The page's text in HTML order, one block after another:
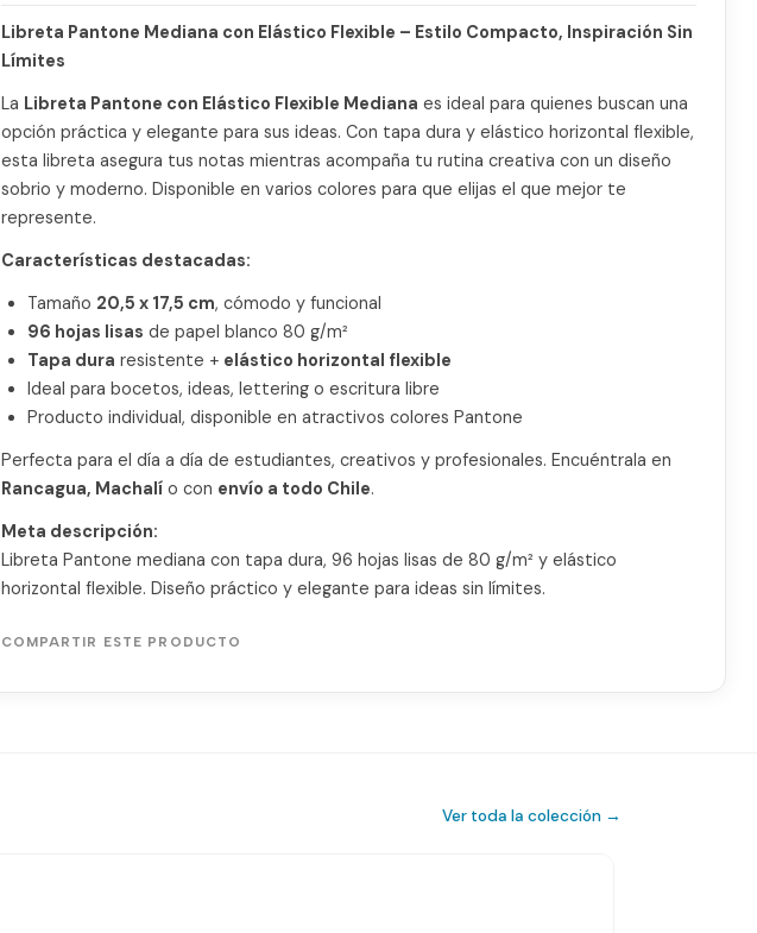
Libreta Pantone Mediana con Elástico Flexible – Estilo Compacto, Inspiración Sin
Límites
La Libreta Pantone con Elástico Flexible Mediana es ideal para quienes buscan una
opción práctica y elegante para sus ideas. Con tapa dura y elástico horizontal flexible,
esta libreta asegura tus notas mientras acompaña tu rutina creativa con un diseño
sobrio y moderno. Disponible en varios colores para que elijas el que mejor te
represente.
Características destacadas:
Tamaño 20,5 x 17,5 cm, cómodo y funcional
96 hojas lisas de papel blanco 80 g/m²
Tapa dura resistente + elástico horizontal flexible
Ideal para bocetos, ideas, lettering o escritura libre
Producto individual, disponible en atractivos colores Pantone
Perfecta para el día a día de estudiantes, creativos y profesionales. Encuéntrala en
Rancagua, Machalío con envío a todo Chile.
Meta descripción:
Libreta Pantone mediana con tapa dura, 96 hojas lisas de 80 g/m² y elástico
horizontal flexible. Diseño práctico y elegante para ideas sin límites.
COMPARTIR ESTE PRODUCTO
Ver toda la colección →